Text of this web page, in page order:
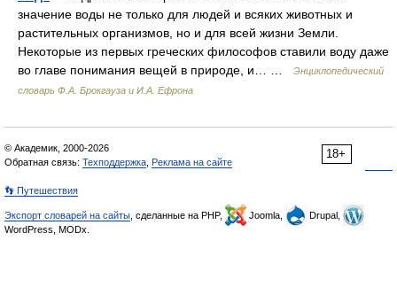
значение воды не только для людей и всяких животных и
растительных организмов, но и для всей жизни Земли.
Некоторые из первых греческих философов ставили воду даже
во главе понимания вещей в природе, и… …
Энциклопедический
словарь Ф.А. Брокгауза и И.А. Ефрона
18+
© Академик, 2000-2026
Обратная связь: Техподдержка Реклама на сайте
👣 Путешествия
Экспорт словарей на сайты , сделанные на PHP, Joomla,
Drupal,
WordPress, MODx.